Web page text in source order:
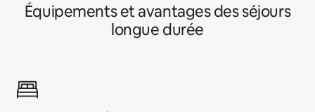
Équipements et avantages des séjours
longue durée